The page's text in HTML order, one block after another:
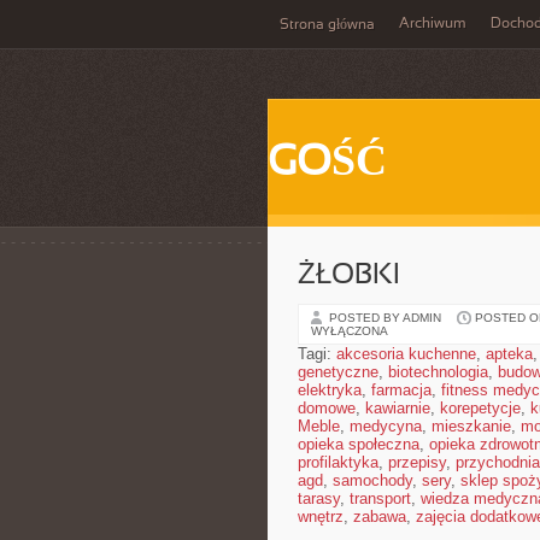
Strona główna Archiwum
GOŚĆ
ŻŁOBKI
POSTED BY ADMIN POSTED
WYŁĄCZONA
Tagi: akcesoria kuchenne, apteka,
genetyczne, biotechnologia,
elektryka, farmacja, fitness
domowe, kawiarnie, korepetycje,
Meble, medycyna, mieszkanie,
opieka społeczna, opieka
profilaktyka, przepisy, przychodnia
agd, samochody, sery, sklep
tarasy, transport, wiedza
wnętrz, zabawa, zajęcia